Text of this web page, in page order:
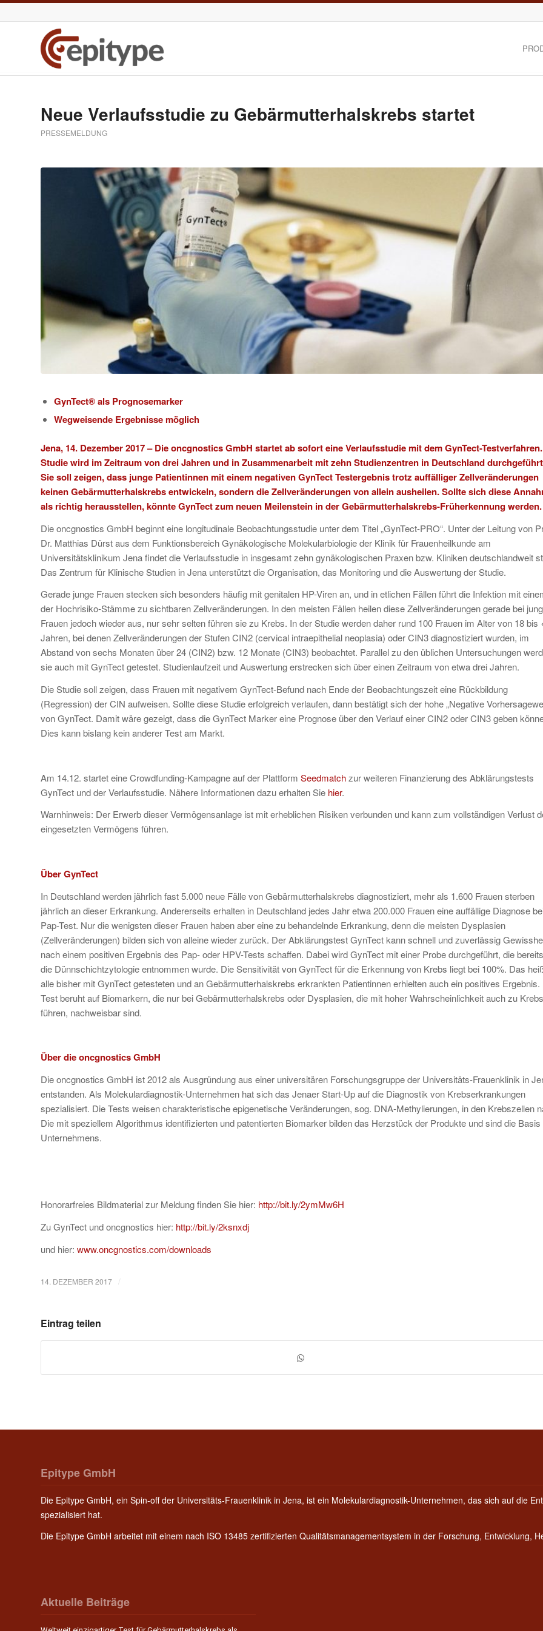
Neue Verlaufsstudie zu Gebärmutterhalskrebs startet
PRESSEMELDUNG
GynTect® als Prognosemarker
Wegweisende Ergebnisse möglich
Jena, 14. Dezember 2017 – Dieoncgnostics GmbH startet ab sofort eine Verlaufsstudie mit dem GynTect-
Studie wird im Zeitraum von drei Jahren und in Zusammenarbeit mit zehn Studienzentren in Deutschland
Sie soll zeigen, dass junge Patientinnen mit einem negativen GynTect Testergebnis trotz auffälliger Zellveränderungen
keinen Gebärmutterhalskrebs entwickeln, sondern die Zellveränderungen von allein ausheilen. Sollte sich diese
als richtig herausstellen, könnte GynTect zum neuen Meilenstein in der Gebärmutterhalskrebs-Früherkennung werden.
Die oncgnostics GmbH beginnt eine longitudinale Beobachtungsstudie unter dem Titel „GynTect-PRO“. Unter der Leitung von
Dr. Matthias Dürst aus dem Funktionsbereich Gynäkologische Molekularbiologie der Klinik für Frauenheilkunde am
Universitätsklinikum Jena findet die Verlaufsstudie in insgesamt zehn gynäkologischen Praxen bzw. Kliniken deutschlandweit
Das Zentrum für Klinische Studien in Jena unterstützt die Organisation, das Monitoring und die Auswertung der Studie.
Gerade junge Frauen stecken sich besonders häufig mit genitalen HP-Viren an, und in etlichen Fällen führt die Infektion mit
der Hochrisiko-Stämme zu sichtbaren Zellveränderungen. In den meisten Fällen heilen diese Zellveränderungen gerade bei
Frauen jedoch wieder aus, nur sehr selten führen sie zu Krebs. In der Studie werden daher rund 100 Frauen im Alter von 18 bis
Jahren, bei denen Zellveränderungen der Stufen CIN2 (cervical intraepithelial neoplasia) oder CIN3 diagnostiziert wurden, im
Abstand von sechs Monaten über 24 (CIN2) bzw. 12 Monate (CIN3) beobachtet. Parallel zu den üblichen Untersuchungen
sie auch mit GynTect getestet. Studienlaufzeit und Auswertung erstrecken sich über einen Zeitraum von etwa drei Jahren.
Die Studie soll zeigen, dass Frauen mit negativem GynTect-Befund nach Ende der Beobachtungszeit eine Rückbildung
(Regression) der CIN aufweisen. Sollte diese Studie erfolgreich verlaufen, dann bestätigt sich der hohe „Negative
von GynTect. Damit wäre gezeigt, dass die GynTect Marker eine Prognose über den Verlauf einer CIN2 oder CIN3 geben
Dies kann bislang kein anderer Test am Markt.
Am 14.12. startet eine Crowdfunding-Kampagne auf der Plattform Seedmatchzur weiteren Finanzierung des Abklärungstests
GynTect und der Verlaufsstudie. Nähere Informationen dazu erhalten Sie hier.
Warnhinweis: Der Erwerb dieser Vermögensanlage ist mit erheblichen Risiken verbunden und kann zum vollständigen Verlust
eingesetzten Vermögens führen.
Über GynTect
In Deutschland werden jährlich fast 5.000 neue Fälle von Gebärmutterhalskrebs diagnostiziert, mehr als 1.600 Frauen sterben
jährlich an dieser Erkrankung. Andererseits erhalten in Deutschland jedes Jahr etwa 200.000 Frauen eine auffällige Diagnose
Pap-Test. Nur die wenigsten dieser Frauen haben aber eine zu behandelnde Erkrankung, denn die meisten Dysplasien
(Zellveränderungen) bilden sich von alleine wieder zurück. Der Abklärungstest GynTect kann schnell und zuverlässig
nach einem positiven Ergebnis des Pap- oder HPV-Tests schaffen. Dabei wird GynTect mit einer Probe durchgeführt, die
die Dünnschichtzytologie entnommen wurde. Die Sensitivität von GynTect für die Erkennung von Krebs liegt bei 100%. Das
alle bisher mit GynTect getesteten und an Gebärmutterhalskrebs erkrankten Patientinnen erhielten auch ein positives Ergebnis.
Test beruht auf Biomarkern, die nur bei Gebärmutterhalskrebs oder Dysplasien, die mit hoher Wahrscheinlichkeit auch zu Krebs
führen, nachweisbar sind.
Über die oncgnostics GmbH
Die oncgnostics GmbH ist 2012 als Ausgründung aus einer universitären Forschungsgruppe der Universitäts-Frauenklinik in
entstanden. Als Molekulardiagnostik-Unternehmen hat sich das Jenaer Start-Up auf die Diagnostik von Krebserkrankungen
spezialisiert. Die Tests weisen charakteristische epigenetische Veränderungen, sog. DNA-Methylierungen, in den Krebszellen
Die mit speziellem Algorithmus identifizierten und patentierten Biomarker bilden das Herzstück der Produkte und sind die Basis
Unternehmens.
Honorarfreies Bildmaterial zur Meldung finden Sie hier: http://bit.ly/2ymMw6H
Zu GynTect und oncgnostics hier: http://bit.ly/2ksnxdj
und hier: www.oncgnostics.com/downloads
14. DEZEMBER 2017 /
Eintrag teilen
Epitype GmbH
Die Epitype GmbH, ein Spin-off der Universitäts-Frauenklinik in Jena, ist ein Molekulardiagnostik-Unternehmen, das sich auf die
spezialisiert hat.
Die Epitype GmbH arbeitet mit einem nach ISO 13485 zertifizierten Qualitätsmanagementsystem in der Forschung, Entwicklung,
Aktuelle Beiträge